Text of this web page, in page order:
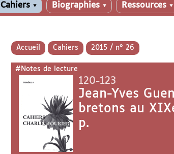
Cahiers ▼ Biographies ▼ Ressources ▼
Accueil Cahiers 2015 / n° 26
#Notes de lecture
120-123
Jean-Yves
bretons au
p.